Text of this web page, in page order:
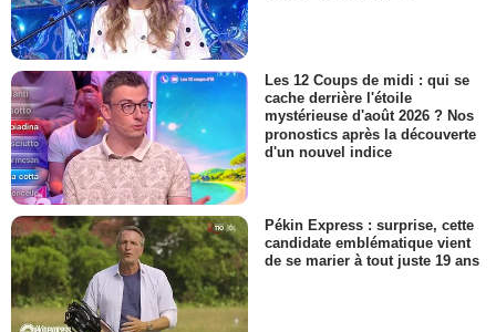
Les 12 Coups de midi : qui se
cache derrière l'étoile
mystérieuse d'août 2026 ? Nos
pronostics après la découverte
d'un nouvel indice
Pékin Express : surprise, cette
candidate emblématique vient
de se marier à tout juste 19 ans